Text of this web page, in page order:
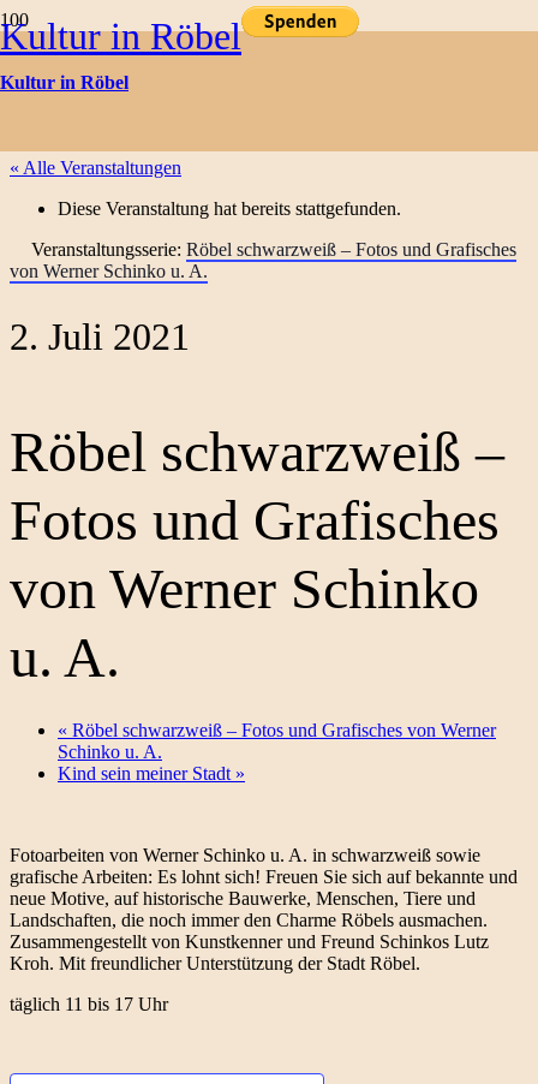
Kultur in Röbel
Kultur in Röbel
Kulturtermine
« Alle Veranstaltungen
Diese Veranstaltung hat bereits stattgefunden.
Veranstaltungsserie: Röbel schwarzweiß – Fotos und Grafisches
von Werner Schinko u. A.
2. Juli 2021
Röbel schwarzweiß –
Fotos und Grafisches
von Werner Schinko
u. A.
« Röbel schwarzweiß – Fotos und Grafisches von Werner
Schinko u. A.
Kind sein meiner Stadt »
Fotoarbeiten von Werner Schinko u. A. in schwarzweiß sowie
grafische Arbeiten: Es lohnt sich! Freuen Sie sich auf bekannte und
neue Motive, auf historische Bauwerke, Menschen, Tiere und
Landschaften, die noch immer den Charme Röbels ausmachen.
Zusammengestellt von Kunstkenner und Freund Schinkos Lutz
Kroh. Mit freundlicher Unterstützung der Stadt Röbel.
täglich 11 bis 17 Uhr